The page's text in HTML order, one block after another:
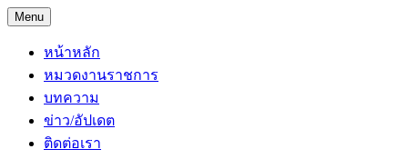
Skip
to
content
Menu
หน้าหลัก
หมวดงานราชการ
บทความ
ข่าว/อัปเดต
ติดต่อเรา